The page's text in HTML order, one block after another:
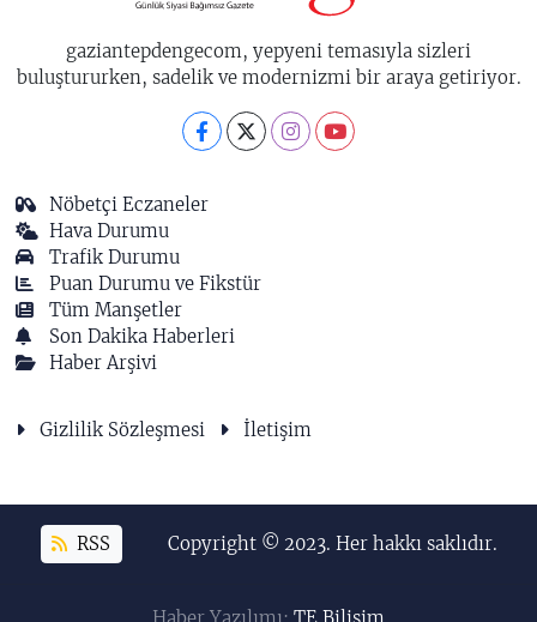
gaziantepdengecom, yepyeni temasıyla sizleri
buluştururken, sadelik ve modernizmi bir araya getiriyor.
Nöbetçi Eczaneler
Hava Durumu
Trafik Durumu
Puan Durumu ve Fikstür
Tüm Manşetler
Son Dakika Haberleri
Haber Arşivi
Gizlilik Sözleşmesi İletişim
RSS Copyright © 2023. Her hakkı saklıdır.